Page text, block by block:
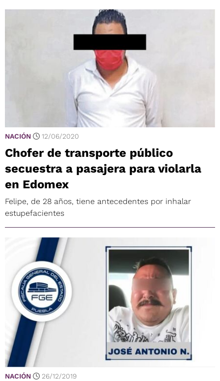
NACIÓN 12/06/2020
Chofer de transporte público
secuestra a pasajera para violarla
en Edomex
Felipe, de 28 años, tiene antecedentes por inhalar
estupefacientes
NACIÓN 26/12/2019